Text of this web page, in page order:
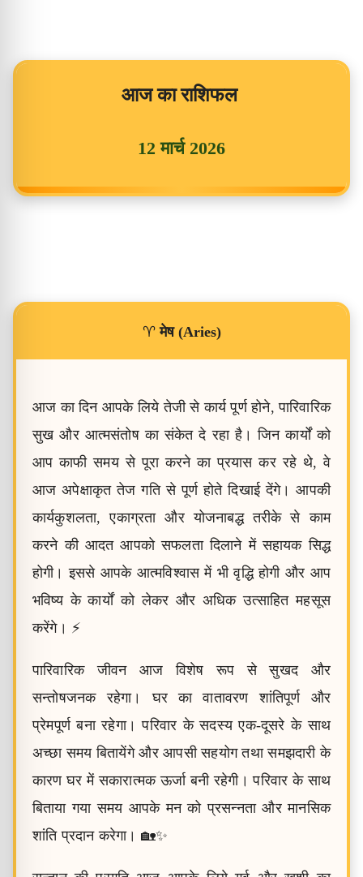
आज का राशिफल
12 मार्च 2026
♈मेष (Aries)
आज का दिन आपके लिये तेजी से कार्य पूर्ण होने, पारिवारिक
सुख और आत्मसंतोष का संकेत दे रहा है। जिन कार्यों को
आप काफी समय से पूरा करने का प्रयास कर रहे थे, वे
आज अपेक्षाकृत तेज गति से पूर्ण होते दिखाई देंगे। आपकी
कार्यकुशलता, एकाग्रता और योजनाबद्ध तरीके से काम
करने की आदत आपको सफलता दिलाने में सहायक सिद्ध
होगी। इससे आपके आत्मविश्वास में भी वृद्धि होगी और आप
भविष्य के कार्यों को लेकर और अधिक उत्साहित महसूस
करेंगे। ⚡
पारिवारिक जीवन आज विशेष रूप से सुखद और
सन्तोषजनक रहेगा। घर का वातावरण शांतिपूर्ण और
प्रेमपूर्ण बना रहेगा। परिवार के सदस्य एक-दूसरे के साथ
अच्छा समय बितायेंगे और आपसी सहयोग तथा समझदारी के
कारण घर में सकारात्मक ऊर्जा बनी रहेगी। परिवार के साथ
बिताया गया समय आपके मन को प्रसन्नता और मानसिक
शांति प्रदान करेगा। 🏡✨